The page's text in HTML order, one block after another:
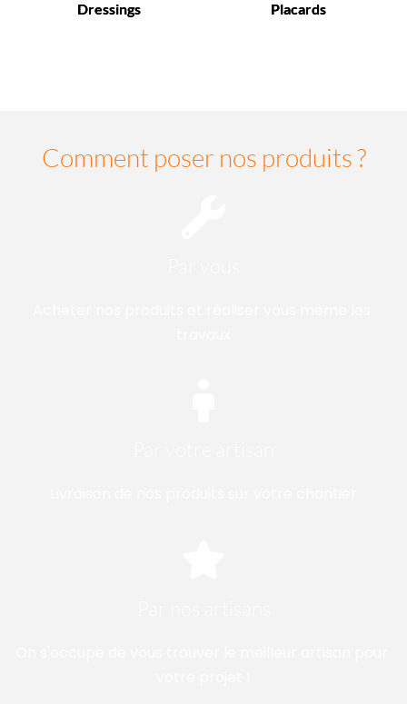
Dressings Placards
Comment poser nos produits ?